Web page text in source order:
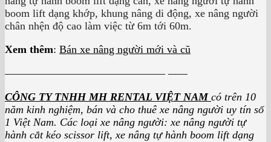
boom lift dạng khớp, khung nâng di động, xe nâng người
chân nhện độ cao làm việc từ 6m tới 60m.
Xem thêm: Bán xe nâng người mới và cũ
————————————————– ——
CÔNG TY TNHH MH RENTAL VIỆT NAM có trên 10
năm kinh nghiệm, bán và cho thuê xe nâng người uy tín số
1 Việt Nam. Các loại xe nâng người: xe nâng người tự
hành cắt kéo scissor lift, xe nâng tự hành boom lift dạng